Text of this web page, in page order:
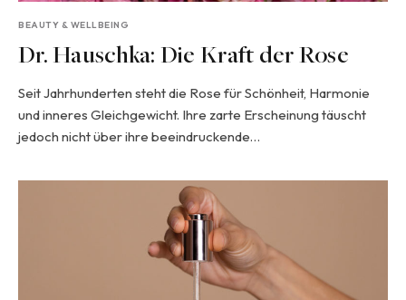
BEAUTY & WELLBEING
Dr. Hauschka: Die Kraft der Rose
Seit Jahrhunderten steht die Rose für Schönheit, Harmonie
und inneres Gleichgewicht. Ihre zarte Erscheinung täuscht
jedoch nicht über ihre beeindruckende…